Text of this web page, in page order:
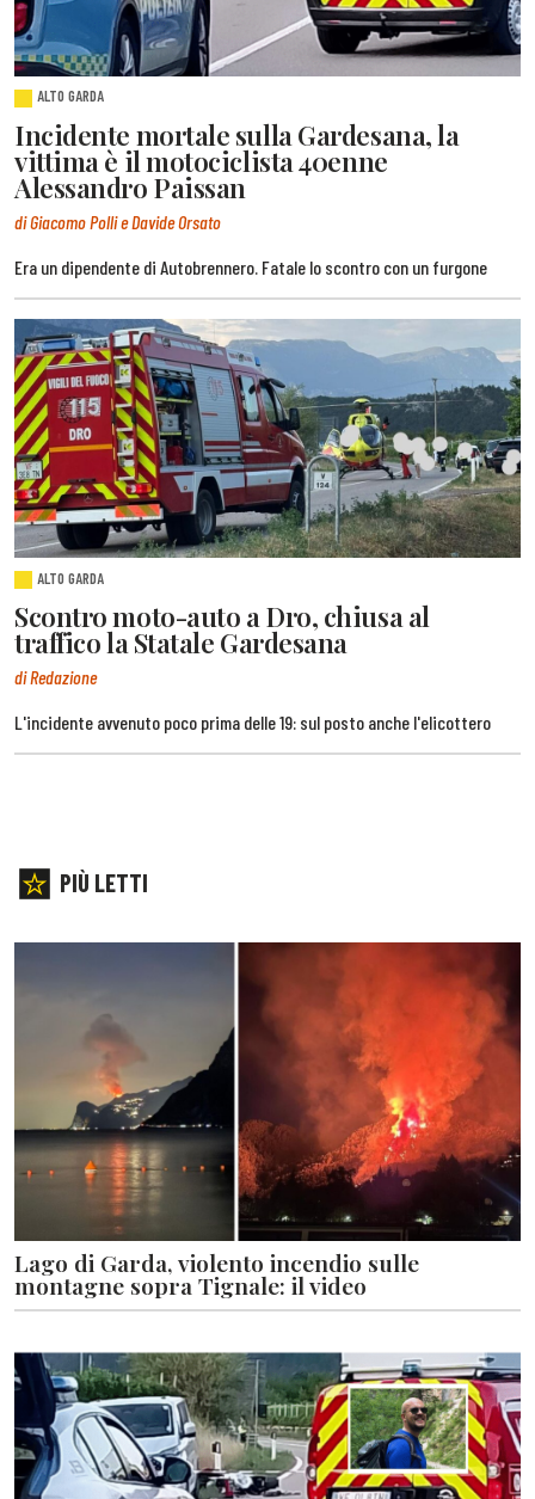
ALTO GARDA
Incidente mortale sulla Gardesana, la
vittima è il motociclista 40enne
Alessandro Paissan
di Giacomo Polli e Davide Orsato
Era un dipendente di Autobrennero. Fatale lo scontro con un furgone
ALTO GARDA
Scontro moto-auto a Dro, chiusa al
traffico la Statale Gardesana
di Redazione
L'incidente avvenuto poco prima delle 19: sul posto anche l'elicottero
PIÙ LETTI
Lago di Garda, violento incendio sulle
montagne sopra Tignale: il video